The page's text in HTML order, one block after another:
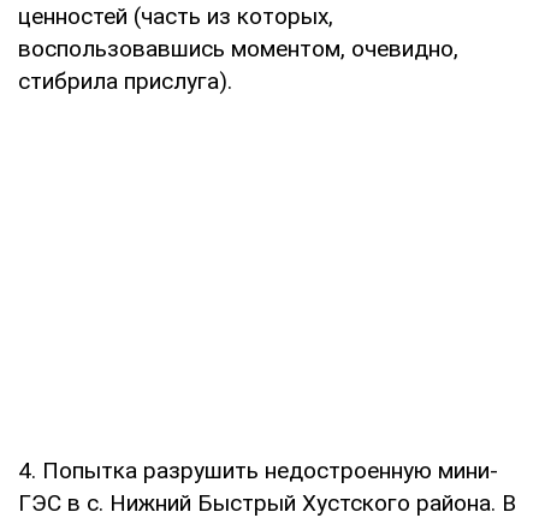
ценностей (часть из которых,
воспользовавшись моментом, очевидно,
стибрила прислуга).
4. Попытка разрушить недостроенную мини-
ГЭС в с. Нижний Быстрый Хустского района. В